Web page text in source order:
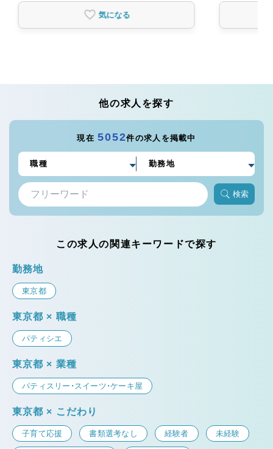
気になる
他の求人を探す
現在5052件の求人を掲載中
検索
この求人の関連キーワードで探す
勤務地
東京都
東京都 × 職種
パティシエ
東京都 × 業種
パティスリー・スイーツ・ケーキ屋
東京都 × こだわり
子育て応援 書類選考なし 経験者 未経験